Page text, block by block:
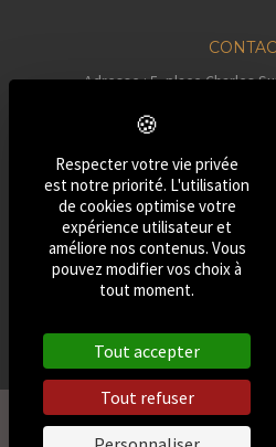
Adresse : 5, place Charles
03 86
Email :
Tiktok
NOS
»Maisons
»Terrains
2026, Tous droits
Respecter votre vie privée
est notre priorité. L'utilisation
de cookies optimise votre
expérience utilisateur et
améliore nos contenus. Vous
pouvez modifier vos choix à
tout moment.
Tout accepter
Tout refuser